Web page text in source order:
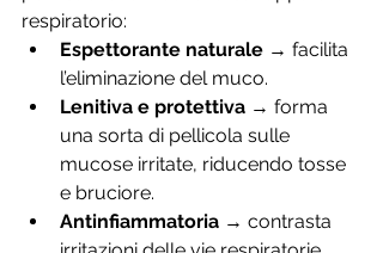
respiratorio:
Espettorante naturale → facilita
l’eliminazione del muco.
Lenitiva e protettiva → forma
una sorta di pellicola sulle
mucose irritate, riducendo tosse
e bruciore.
Antinfiammatoria → contrasta